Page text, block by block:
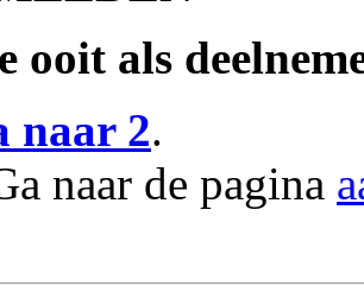
ooit als
naar 2.
naar de pagina